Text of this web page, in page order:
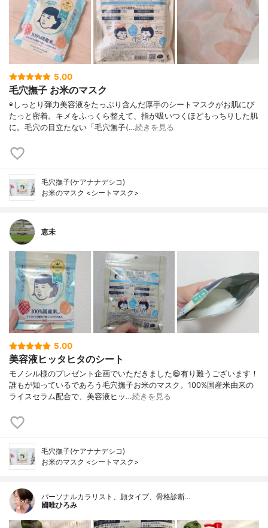
5.00
毛穴撫子 お米のマスク
◉しっとり弾力美容液をたっぷり含んだ厚手のシートマスクがお肌にぴ
たっと密着。キメをふっくら整えて、指が吸いつくほどもっちりした肌
に。毛穴の目立たない「毛穴無子(…続きを見る
毛穴撫子(ケアナナデシコ)
お米のマスク <シートマスク>
恵未
5.00
美容液ヒッタヒタのシート
モノシル様のプレゼント企画でいただきました😄有り難うございます！
誰もが知っているであろう毛穴撫子お米のマスク。100%国産米由来の
ライスセラム配合で、美容液ヒッ…続きを見る
毛穴撫子(ケアナナデシコ)
お米のマスク <シートマスク>
パーソナルカラリスト、顔タイプ、骨格診断…
國唯ひろみ